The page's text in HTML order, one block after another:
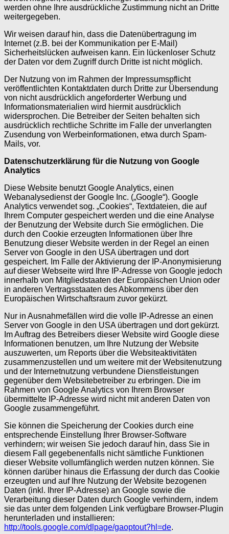
werden ohne Ihre ausdrückliche Zustimmung nicht an Dritte
weitergegeben.
Wir weisen darauf hin, dass die Datenübertragung im
Internet (z.B. bei der Kommunikation per E-Mail)
Sicherheitslücken aufweisen kann. Ein lückenloser Schutz
der Daten vor dem Zugriff durch Dritte ist nicht möglich.
Der Nutzung von im Rahmen der Impressumspflicht
veröffentlichten Kontaktdaten durch Dritte zur Übersendung
von nicht ausdrücklich angeforderter Werbung und
Informationsmaterialien wird hiermit ausdrücklich
widersprochen. Die Betreiber der Seiten behalten sich
ausdrücklich rechtliche Schritte im Falle der unverlangten
Zusendung von Werbeinformationen, etwa durch Spam-
Mails, vor.
Datenschutzerklärung für die Nutzung von Google
Analytics
Diese Website benutzt Google Analytics, einen
Webanalysedienst der Google Inc. („Google“). Google
Analytics verwendet sog. „Cookies“, Textdateien, die auf
Ihrem Computer gespeichert werden und die eine Analyse
der Benutzung der Website durch Sie ermöglichen. Die
durch den Cookie erzeugten Informationen über Ihre
Benutzung dieser Website werden in der Regel an einen
Server von Google in den USA übertragen und dort
gespeichert. Im Falle der Aktivierung der IP-Anonymisierung
auf dieser Webseite wird Ihre IP-Adresse von Google jedoch
innerhalb von Mitgliedstaaten der Europäischen Union oder
in anderen Vertragsstaaten des Abkommens über den
Europäischen Wirtschaftsraum zuvor gekürzt.
Nur in Ausnahmefällen wird die volle IP-Adresse an einen
Server von Google in den USA übertragen und dort gekürzt.
Im Auftrag des Betreibers dieser Website wird Google diese
Informationen benutzen, um Ihre Nutzung der Website
auszuwerten, um Reports über die Websiteaktivitäten
zusammenzustellen und um weitere mit der Websitenutzung
und der Internetnutzung verbundene Dienstleistungen
gegenüber dem Websitebetreiber zu erbringen. Die im
Rahmen von Google Analytics von Ihrem Browser
übermittelte IP-Adresse wird nicht mit anderen Daten von
Google zusammengeführt.
Sie können die Speicherung der Cookies durch eine
entsprechende Einstellung Ihrer Browser-Software
verhindern; wir weisen Sie jedoch darauf hin, dass Sie in
diesem Fall gegebenenfalls nicht sämtliche Funktionen
dieser Website vollumfänglich werden nutzen können. Sie
können darüber hinaus die Erfassung der durch das Cookie
erzeugten und auf Ihre Nutzung der Website bezogenen
Daten (inkl. Ihrer IP-Adresse) an Google sowie die
Verarbeitung dieser Daten durch Google verhindern, indem
sie das unter dem folgenden Link verfügbare Browser-Plugin
herunterladen und installieren:
http://tools.google.com/dlpage/gaoptout?hl=de.